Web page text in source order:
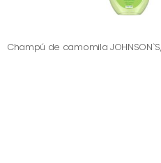
Champú de camomila